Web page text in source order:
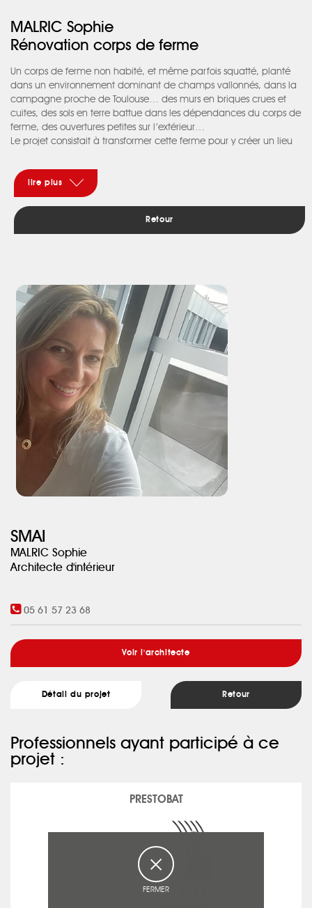
MALRIC Sophie
Rénovation corps de ferme
Un corps de ferme non habité, et même parfois squatté, planté
dans un environnement dominant de champs vallonnés, dans la
campagne proche de Toulouse… des murs en briques crues et
cuites, des sols en terre battue dans les dépendances du corps de
ferme, des ouvertures petites sur l’extérieur…
Le projet consistait à transformer cette ferme pour y créer un lieu
Une harmonie temporelle s’est inscrite dans les lieux avec la
volonté de conserver et de mettre en valeur les éléments
architecturaux caractéristiques de cette bâtisse : les mangeoires,
les bois de charpente tortueux, le plâtre dégradé de certains
murs, la brique crue ou cuite selon les murs, la terre cuite bosselée
s’enroule autour d’un escalier hélicoïdal, une horizontale noire
pour le foyer de la cheminée, une bibliothèque murale sombre,
des fi lets pour la détente à l’étage de la mezzanine…
Pour le plaisir des sens, l’écrin caché se trouve par-delà les murs
des écuries : le spa se découvre dans un environnement zen en
pierre de Bali, avec des tonalités sombres et du bois exotique.
lire plus
Retour
SMAI
MALRIC Sophie
Architecte d'intérieur
05 61 57 23 68
Voir l'architecte
Détail du projet Retour
Professionnels ayant participé à ce
projet :
PRESTOBAT
FERMER